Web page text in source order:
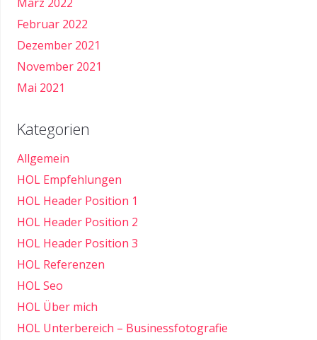
Februar 2022
Dezember 2021
November 2021
Mai 2021
Kategorien
Allgemein
HOL Empfehlungen
HOL Header Position 1
HOL Header Position 2
HOL Header Position 3
HOL Referenzen
HOL Seo
HOL Über mich
HOL Unterbereich – Businessfotografie